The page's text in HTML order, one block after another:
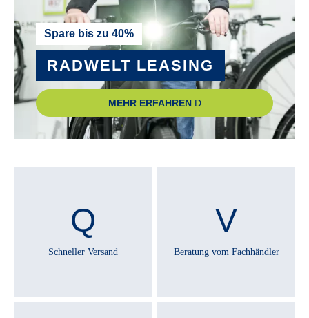
Spare bis zu 40%
RADWELT LEASING
MEHR ERFAHREN
Schneller Versand Beratung vom Fachhändler